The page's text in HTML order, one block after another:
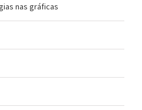
nas gráficas